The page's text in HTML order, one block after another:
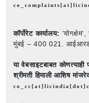
कॉर्पोरेट कार्यालय:
मुंबई – 400 021.
या वेबसाइटबाबत कोणत्याही
श्रीमती हिमाली आशिष